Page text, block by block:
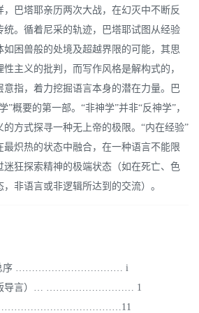
，巴塔耶亲历两次大战，在幻灭中不断反
统。循着尼采的轨迹，巴塔耶试图从经验
困兽般的处境及超越界限的可能，其思
主义的批判，而写作风格是解构式的，
指，着力挖掘语言本身的潜在力量。巴
”概要的第一部。“非神学”并非“反神学”，
方式探寻一种无上帝的极限。“内在经验”
炽热的状态中融合，在一种语言不能限
迷狂探索精神的极端状态（如在死亡、色
非语言或非逻辑所达到的交流）。
”总序 …………………………… i
版导言）… ……………………… 1